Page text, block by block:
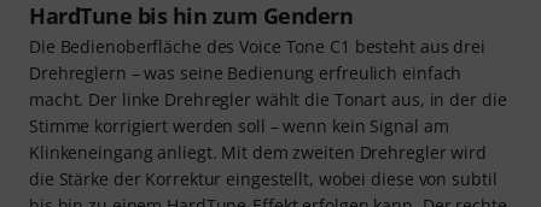
HardTune bis hin zum Gendern
Die Bedienoberfläche des Voice Tone C1 besteht aus drei
Drehreglern – was seine Bedienung erfreulich einfach
macht. Der linke Drehregler wählt die Tonart aus, in der die
Stimme korrigiert werden soll – wenn kein Signal am
Klinkeneingang anliegt. Mit dem zweiten Drehregler wird
die Stärke der Korrektur eingestellt, wobei diese von subtil